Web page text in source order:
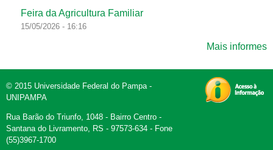
Feira da Agricultura Familiar
15/05/2026 - 16:16
Mais informes
© 2015 Universidade Federal do Pampa -
UNIPAMPA
Rua Barão do Triunfo, 1048 - Bairro Centro -
Santana do Livramento, RS - 97573-634 - Fone
(55)3967-1700